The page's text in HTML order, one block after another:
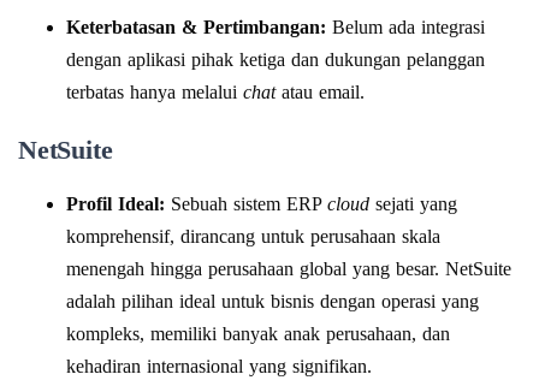
Keterbatasan & Pertimbangan: Belum ada integrasi
dengan aplikasi pihak ketiga dan dukungan pelanggan
terbatas hanya melalui chatatau email.
NetSuite
Profil Ideal: Sebuah sistem ERP cloud sejati yang
komprehensif, dirancang untuk perusahaan skala
menengah hingga perusahaan global yang besar. NetSuite
adalah pilihan ideal untuk bisnis dengan operasi yang
kompleks, memiliki banyak anak perusahaan, dan
kehadiran internasional yang signifikan.